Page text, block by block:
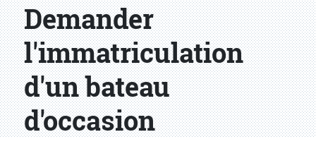
Demander
l'immatriculation
d'un bateau
d'occasion